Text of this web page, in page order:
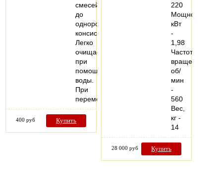
смесей
до
однородной
консистенции.
Легко
очищается
при
помощи
воды.
При
перемешивании…
400 руб Купить
220
Мощность,
кВт
-
1,98
Частота
вращения,
об/
мин
-
560
Вес,
кг -
14
28 000 руб Купить